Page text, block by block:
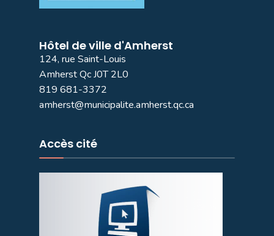
Hôtel de ville d'Amherst
124, rue Saint-Louis
Amherst Qc J0T 2L0
819 681-3372
amherst@municipalite.amherst.qc.ca
Accès cité